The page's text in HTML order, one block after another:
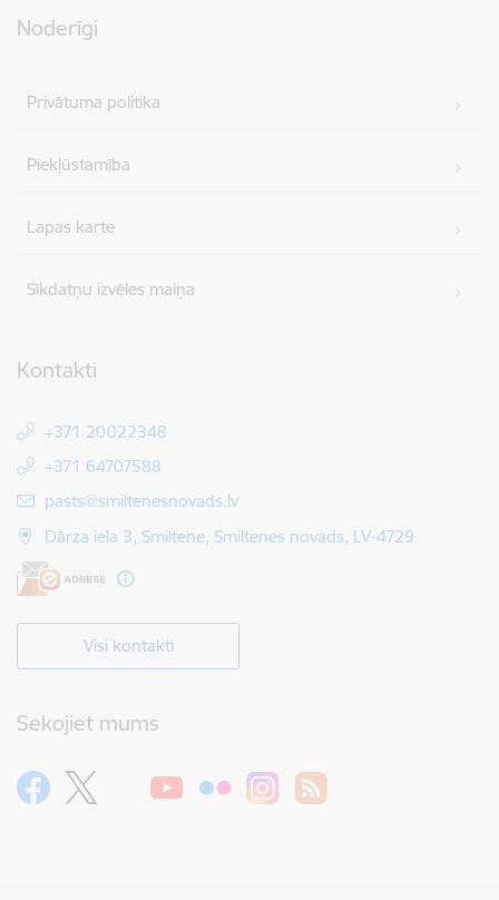
Noderīgi
Privātuma politika
Piekļūstamība
Lapas karte
Sīkdatņu izvēles maiņa
Kontakti
+371 20022348
+371 64707588
E-pasts:
pasts@smiltenesnovads.lv
Dārza iela 3, Smiltene, Smiltenes novads, LV-4729
Visi kontakti
Sekojiet mums